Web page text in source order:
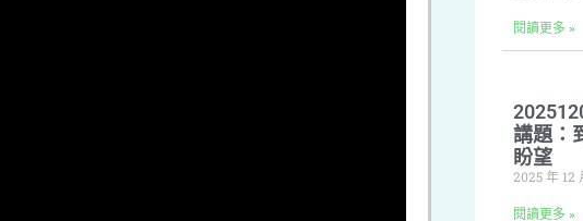
閱讀更多 »
講題：
盼望
2025 年 12
閱讀更多 »